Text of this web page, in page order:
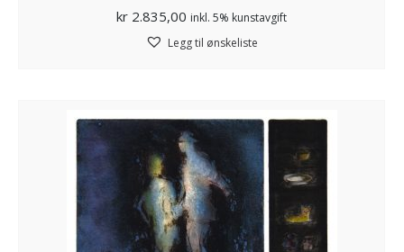
kr 2.835,00 inkl. 5% kunstavgift
Legg til ønskeliste